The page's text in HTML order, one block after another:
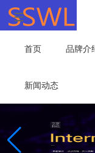
首页 品牌介
新闻动态